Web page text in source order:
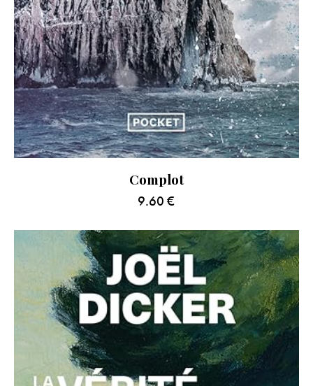
Complot
9.60 €